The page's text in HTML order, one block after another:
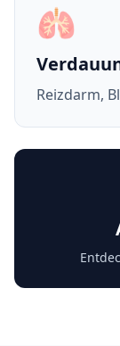
🫁
Reizdarm,